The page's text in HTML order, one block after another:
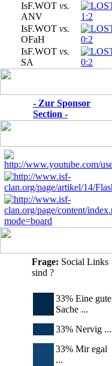
IsF.WOT vs.
ANV
1:2
IsF.WOT vs.
OFaH
0:2
IsF.WOT vs.
SA
0:2
- Zur Sponsor
Section -
Frage: Social Links
sind ?
33% Eine gute
Sache ...
33% Nervig ...
33% Mir egal
...